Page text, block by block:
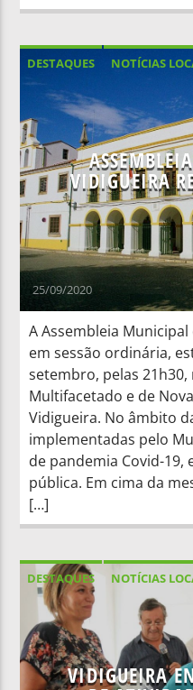
DESTAQUES NOTÍCIAS
VIDIGUEIRA
25/09/2020
A Assembleia
em sessão ordinária,
setembro, pelas
Multifacetado e de
Vidigueira. No âmbito
implementadas pelo
de pandemia Covid-19,
pública. Em cima da
[…]
DESTAQUES NOTÍCIAS
VIDIGUEIRA